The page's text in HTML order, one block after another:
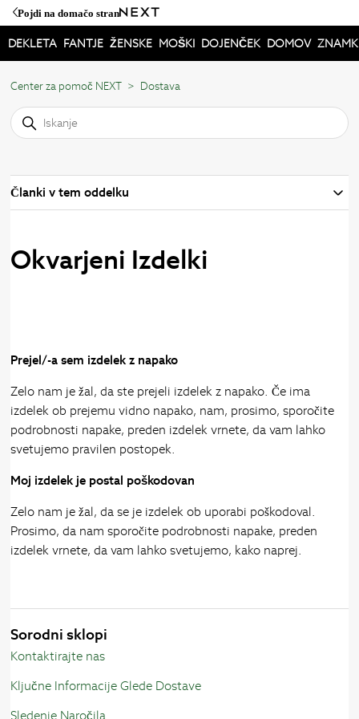
Pojdi na domačo stran
DEKLETA FANTJE ŽENSKE MOŠKI DOJENČEK DOMOV
Center za pomoč NEXT Dostava
Članki v tem oddelku
Okvarjeni Izdelki
Prejel/-a sem izdelek z napako
Zelo nam je žal, da ste prejeli izdelek z napako. Če ima
izdelek ob prejemu vidno napako, nam, prosimo, sporočite
podrobnosti napake, preden izdelek vrnete, da vam lahko
svetujemo pravilen postopek.
Moj izdelek je postal poškodovan
Zelo nam je žal, da se je izdelek ob uporabi poškodoval.
Prosimo, da nam sporočite podrobnosti napake, preden
izdelek vrnete, da vam lahko svetujemo, kako naprej.
Sorodni sklopi
Kontaktirajte nas
Ključne Informacije Glede Dostave
Sledenje Naročila